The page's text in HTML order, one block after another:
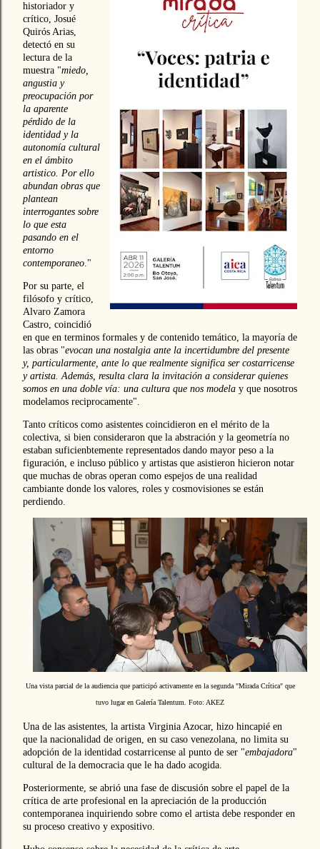
historiador y
crítico, Josué
Quirós Arias,
detectó en su
lectura de la
muestra "miedo,
angustia y
preocupación por
la aparente
pérdido de la
identidad y la
autonomía cultural
en el ámbito
artistico. Por ello
abundan obras que
plantean
interrogantes sobre
lo que esta
pasando en el
entorno
contemporaneo."
Por su parte, el
filósofo y crítico,
Alvaro Zamora
Castro, coincidió
en que en terminos formales y de contenido temático, la mayoría de
las obras "evocan una nostalgia ante la incertidumbre del presente
y, particularmente, ante lo que realmente significa ser costarricense
y artista. Además, resulta clara la invitación a considerar quienes
somos en una doble vía: una cultura que nos modela y que nosotros
modelamos reciprocamente".
Tanto críticos como asistentes coincidieron en el mérito de la
colectiva, si bien consideraron que la abstración y la geometría no
estaban suficienbtemente representados dando mayor peso a la
figuración, e incluso público y artistas que asistieron hicieron notar
que muchas de obras operan como espejos de una realidad
cambiante donde los valores, roles y cosmovisiones se están
perdiendo.
Una vista parcial de la audiencia que participó activamente en la segunda "Mirada Crítica" que
tuvo lugar en Galería Talentum. Foto: AKEZ
Una de las asistentes, la artista Virginia Azocar, hizo hincapié en
que la nacionalidad de origen, en su caso venezolana, no limita su
adopción de la identidad costarricense al punto de ser "embajadora"
cultural de la democracia que le ha dado acogida.
Posteriormente, se abrió una fase de discusión sobre el papel de la
crítica de arte profesional en la apreciación de la producción
contemporanea inquiriendo sobre como el artista debe responder en
su proceso creativo y expositivo.